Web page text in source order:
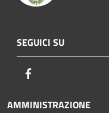
SEGUICI SU
AMMINISTRAZIONE